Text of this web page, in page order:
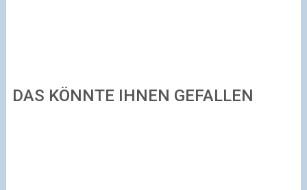
DAS KÖNNTE IHNEN GEFALLEN